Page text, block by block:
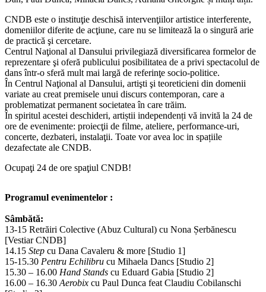
CNDB este o instituţie deschisă intervenţiilor artistice interferente,
domeniilor diferite de acţiune, care nu se limitează la o singură arie
de practică şi cercetare.
Centrul Naţional al Dansului privilegiază diversificarea formelor de
reprezentare şi oferă publicului posibilitatea de a privi spectacolul de
dans într-o sferă mult mai largă de referinţe socio-politice.
În Centrul Naţional al Dansului, artişti şi teoreticieni din domenii
variate au creat premisele unui discurs contemporan, care a
problematizat permanent societatea în care trăim.
În spiritul acestei deschideri, artiștii independenți vă invită la 24 de
ore de evenimente: proiecţii de filme, ateliere, performance-uri,
concerte, dezbateri, instalaţii. Toate vor avea loc in spațiile
dezafectate ale CNDB.
Ocupaţi 24 de ore spaţiul CNDB!
Programul evenimentelor :
Sâmbătă:
13-15 Retrăiri Colective (Abuz Cultural) cu Nona Șerbănescu
[Vestiar CNDB]
14.15 Step cu Dana Cavaleru & more [Studio 1]
15-15.30 Pentru Echilibru cu Mihaela Dancs [Studio 2]
15.30 – 16.00 Hand Stands cu Eduard Gabia [Studio 2]
16.00 – 16.30 Aerobix cu Paul Dunca feat Claudiu Cobilanschi